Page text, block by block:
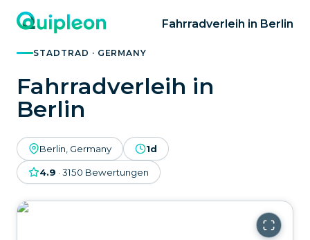
Fahrradverleih in Berlin
STADTRAD · GERMANY
Fahrradverleih in
Berlin
Berlin, Germany 1d
4.9 · 3150 Bewertungen